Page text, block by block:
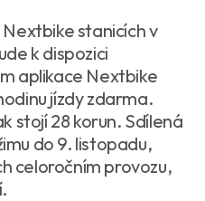
stanicích v
k dispozici
aplikace Nextbike
jízdy zdarma.
stojí 28 korun. Sdílená
do 9. listopadu,
celoročním provozu,